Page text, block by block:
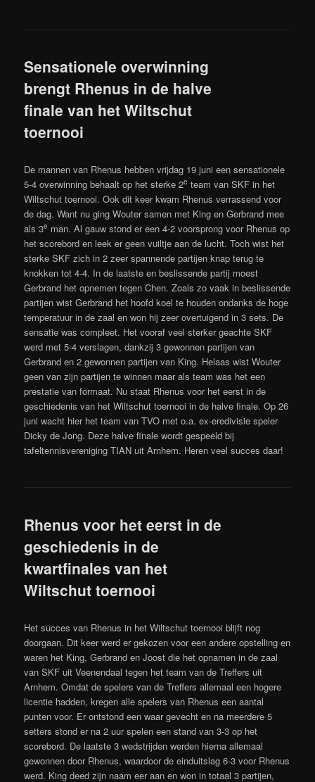
Sensationele overwinning
brengt Rhenus in de halve
finale van het Wiltschut
toernooi
De mannen van Rhenus hebben vrijdag 19 juni een sensationele
5-4 overwinning behaalt op het sterke 2e team van SKF in het
Wiltschut toernooi. Ook dit keer kwam Rhenus verrassend voor
de dag. Want nu ging Wouter samen met King en Gerbrand mee
als 3e man. Al gauw stond er een 4-2 voorsprong voor Rhenus op
het scorebord en leek er geen vuiltje aan de lucht. Toch wist het
sterke SKF zich in 2 zeer spannende partijen knap terug te
knokken tot 4-4. In de laatste en beslissende partij moest
Gerbrand het opnemen tegen Chen. Zoals zo vaak in beslissende
partijen wist Gerbrand het hoofd koel te houden ondanks de hoge
temperatuur in de zaal en won hij zeer overtuigend in 3 sets. De
sensatie was compleet. Het vooraf veel sterker geachte SKF
werd met 5-4 verslagen, dankzij 3 gewonnen partijen van
Gerbrand en 2 gewonnen partijen van King. Helaas wist Wouter
geen van zijn partijen te winnen maar als team was het een
prestatie van formaat. Nu staat Rhenus voor het eerst in de
geschiedenis van het Wiltschut toernooi in de halve finale. Op 26
juni wacht hier het team van TVO met o.a. ex-eredivisie speler
Dicky de Jong. Deze halve finale wordt gespeeld bij
tafeltennisvereniging TIAN uit Arnhem. Heren veel succes daar!
Rhenus voor het eerst in de
geschiedenis in de
kwartfinales van het
Wiltschut toernooi
Het succes van Rhenus in het Wiltschut toernooi blijft nog
doorgaan. Dit keer werd er gekozen voor een andere opstelling en
waren het King, Gerbrand en Joost die het opnamen in de zaal
van SKF uit Veenendaal tegen het team van de Treffers uit
Arnhem. Omdat de spelers van de Treffers allemaal een hogere
licentie hadden, kregen alle spelers van Rhenus een aantal
punten voor. Er ontstond een waar gevecht en na meerdere 5
setters stond er na 2 uur spelen een stand van 3-3 op het
scorebord. De laatste 3 wedstrijden werden hierna allemaal
gewonnen door Rhenus, waardoor de einduitslag 6-3 voor Rhenus
werd. King deed zijn naam eer aan en won in totaal 3 partijen,